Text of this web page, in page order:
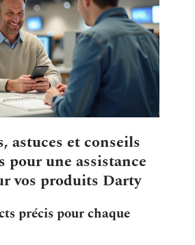
astuces et conseils
pour une assistance
vos produits Darty
précis pour chaque